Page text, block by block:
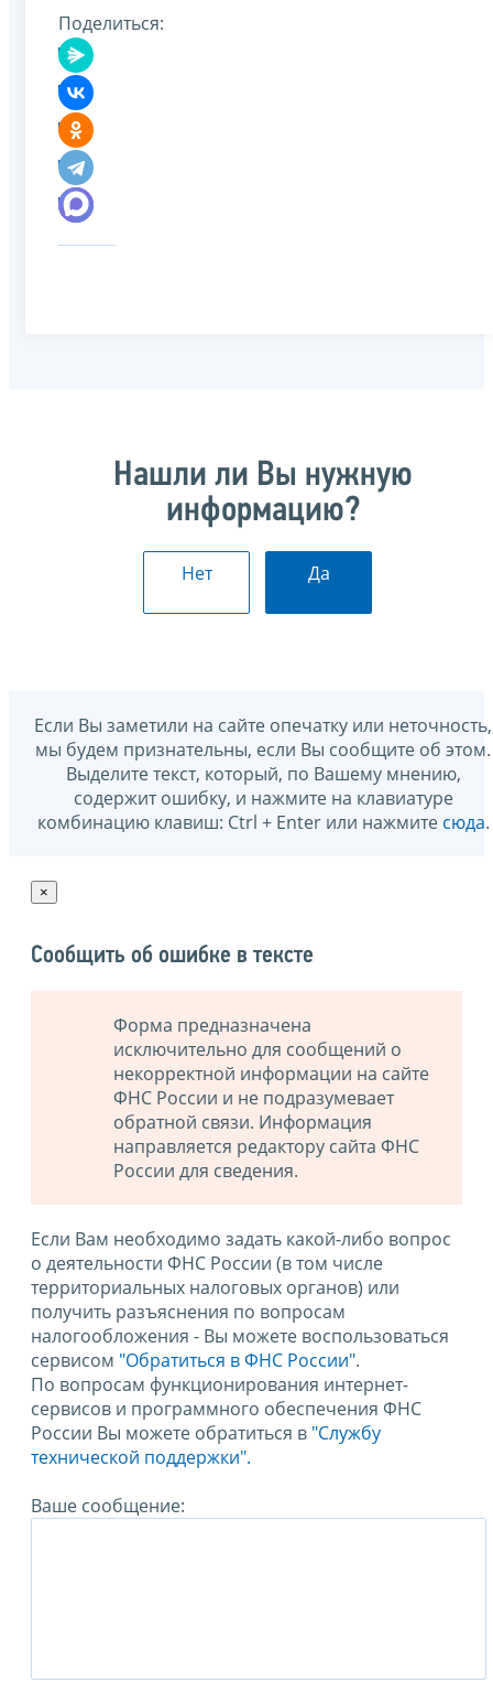
Поделиться:
Нашли ли Вы нужную
информацию?
Нет Да
Если Вы заметили на сайте опечатку или неточность,
мы будем признательны, если Вы сообщите об этом.
Выделите текст, который, по Вашему мнению,
содержит ошибку, и нажмите на клавиатуре
комбинацию клавиш: Ctrl + Enter или нажмите сюда.
×
Сообщить об ошибке в тексте
Форма предназначена
исключительно для сообщений о
некорректной информации на сайте
ФНС России и не подразумевает
обратной связи. Информация
направляется редактору сайта ФНС
России для сведения.
Если Вам необходимо задать какой-либо вопрос
о деятельности ФНС России (в том числе
территориальных налоговых органов) или
получить разъяснения по вопросам
налогообложения - Вы можете воспользоваться
сервисом "Обратиться в ФНС России".
По вопросам функционирования интернет-
сервисов и программного обеспечения ФНС
России Вы можете обратиться в "Службу
технической поддержки".
Ваше сообщение: